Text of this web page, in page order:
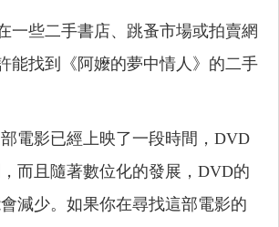
一些二手書店、跳蚤市場或拍賣網
能找到《阿嬤的夢中情人》的二手
電影已經上映了一段時間，DVD
而且隨著數位化的發展，DVD的
減少。如果你在尋找這部電影的